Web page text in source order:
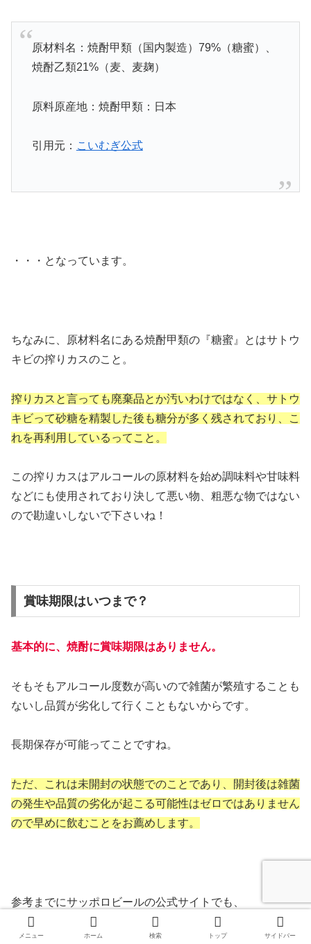
原材料名：焼酎甲類（国内製造）79%（糖蜜）、
焼酎乙類21%（麦、麦麹）
原料原産地：焼酎甲類：日本
引用元： こいむぎ公式
・・・となっています。
ちなみに、原材料名にある焼酎甲類の『糖蜜』とはサトウ
キビの搾りカスのこと。
搾りカスと言っても廃棄品とか汚いわけではなく、サトウ
キビって砂糖を精製した後も糖分が多く残されており、こ
れを再利用しているってこと。
この搾りカスはアルコールの原材料を始め調味料や甘味料
などにも使用されており決して悪い物、粗悪な物ではない
ので勘違いしないで下さいね！
賞味期限はいつまで？
基本的に、焼酎に賞味期限はありません。
そもそもアルコール度数が高いので雑菌が繁殖することも
ないし品質が劣化して行くこともないからです。
長期保存が可能ってことですね。
ただ、これは未開封の状態でのことであり、開封後は雑菌
の発生や品質の劣化が起こる可能性はゼロではありません
ので早めに飲むことをお薦めします。
参考までにサッポロビールの公式サイトでも、
メニュー ホーム 検索 トップ サイドバー